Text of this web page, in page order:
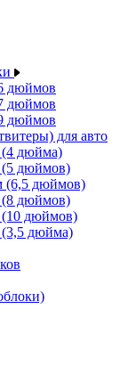
дюймов
дюймов
дюймов
для авто
(4 дюйма)
(5 дюймов)
(6,5 дюймов)
(8 дюймов)
(10 дюймов)
дюйма)